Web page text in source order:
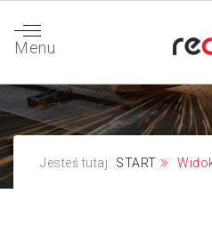
Menu
Jesteś tutaj: START